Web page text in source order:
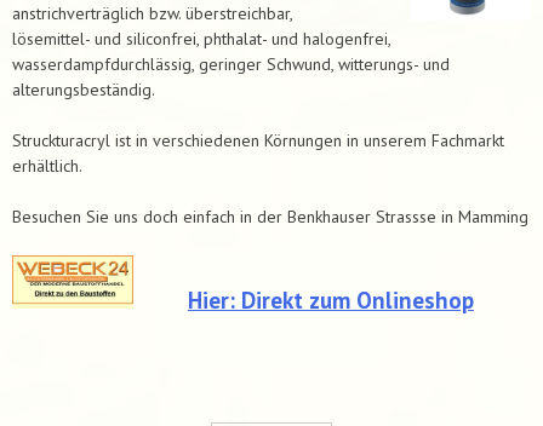
anstrichverträglich bzw. überstreichbar,
lösemittel- und siliconfrei, phthalat- und halogenfrei,
wasserdampfdurchlässig, geringer Schwund, witterungs- und
alterungsbeständig.
Struckturacryl ist in verschiedenen Körnungen in unserem Fachmarkt
erhältlich.
Besuchen Sie uns doch einfach in der Benkhauser Strassse in Mamming
Hier: Direkt zum Onlineshop